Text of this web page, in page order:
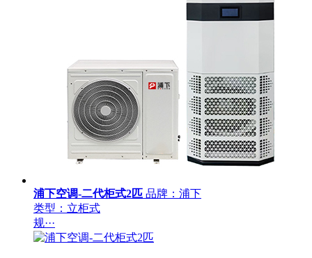
浦下空调-二代柜式2匹 品牌：浦下
类型：立柜式
规···